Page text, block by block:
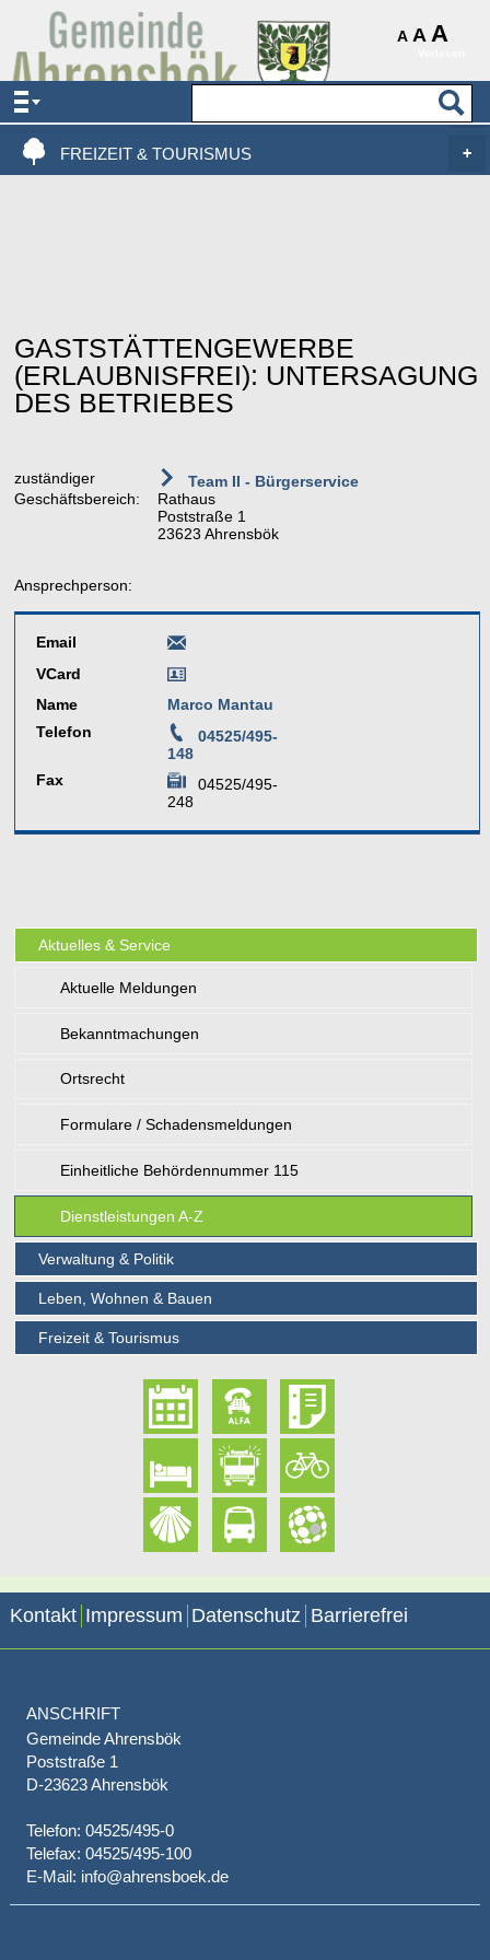
A A A
AKTUELLES & SERVICE
VERWALTUNG & POLITIK
FREIZEIT & TOURISMUS
GASTSTÄTTENGEWERBE
(ERLAUBNISFREI): UNTERSAGUNG
DES BETRIEBES
zuständiger
Geschäftsbereich:
Team II - Bürgerservice
Rathaus
Poststraße 1
23623 Ahrensbök
Ansprechperson:
Email
VCard
Name
Marco Mantau
Telefon
04525/495-
148
Fax
04525/495-
248
Aktuelles & Service
Aktuelle Meldungen
Bekanntmachungen
Ortsrecht
Formulare / Schadensmeldungen
Einheitliche Behördennummer 115
Dienstleistungen A-Z
Verwaltung & Politik
Leben, Wohnen & Bauen
Freizeit & Tourismus
Kontakt Impressum Datenschutz Barrierefrei
ANSCHRIFT
Gemeinde Ahrensbök
Poststraße 1
D-23623 Ahrensbök
Telefon: 04525/495-0
Telefax: 04525/495-100
E-Mail: info@ahrensboek.de